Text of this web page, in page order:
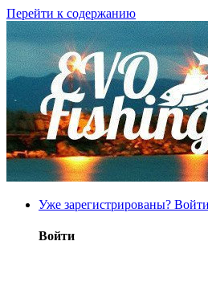
Перейти к содержанию
Уже зарегистрированы?
Войти